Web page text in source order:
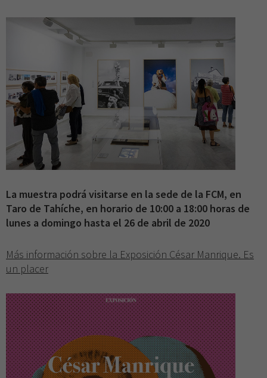
La muestra podrá visitarse en la sede de la FCM, en
Taro de Tahíche, en horario de 10:00 a 18:00 horas de
lunes a domingo hasta el 26 de abril de 2020
Más información sobre la Exposición César Manrique. Es
un placer
algunas
funcionalidades
desaparecerán
de la web.